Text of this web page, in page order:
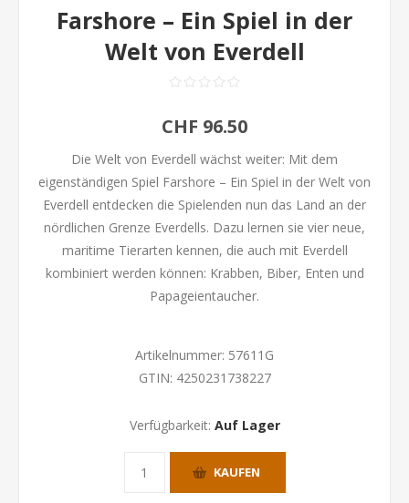
Farshore – Ein Spiel in der
Welt von Everdell
CHF 96.50
Die Welt von Everdell wächst weiter: Mit dem
eigenständigen Spiel Farshore – Ein Spiel in der Welt von
Everdell entdecken die Spielenden nun das Land an der
nördlichen Grenze Everdells. Dazu lernen sie vier neue,
maritime Tierarten kennen, die auch mit Everdell
kombiniert werden können: Krabben, Biber, Enten und
Papageientaucher.
Artikelnummer: 57611G
GTIN: 4250231738227
Verfügbarkeit: Auf Lager
KAUFEN